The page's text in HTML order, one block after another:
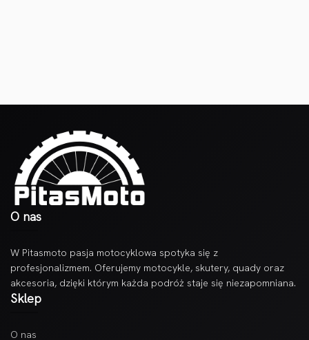
O nas
W Pitasmoto pasja motocyklowa spotyka się z
profesjonalizmem. Oferujemy motocykle, skutery, quady oraz
akcesoria, dzięki którym każda podróż staje się niezapomniana.
Sklep
O nas